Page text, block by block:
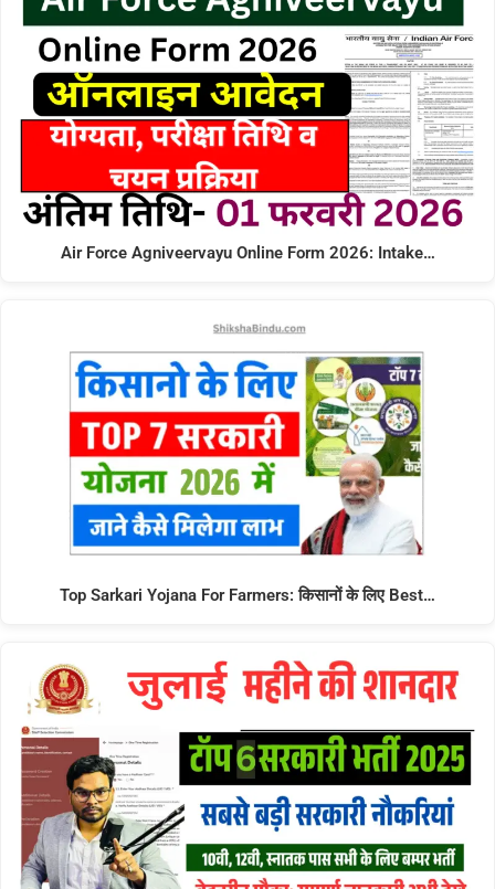
Air Force Agniveervayu Online Form 2026: Intake…
Top Sarkari Yojana For Farmers: किसानों के लिए Best…